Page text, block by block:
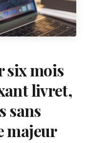
six mois
livret,
sans
majeur